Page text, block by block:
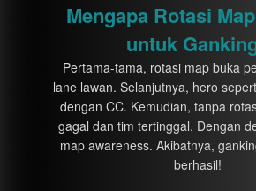
Mengapa Rotasi
untuk
Pertama-tama, rotasi map buka
lane lawan. Selanjutnya, hero
dengan CC. Kemudian, tanpa
gagal dan tim tertinggal. Dengan
map awareness. Akibatnya,
berhasil!